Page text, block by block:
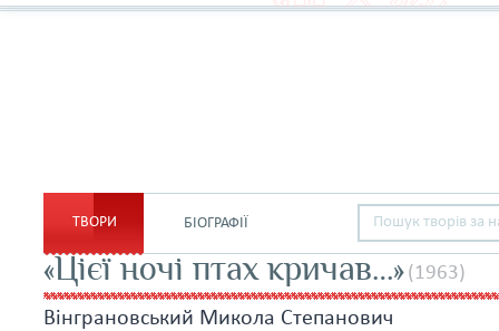
ТВОРИ БІОГРАФІЇ
«Цієї ночі птах кричав…» (1963)
Вінграновський Микола Степанович